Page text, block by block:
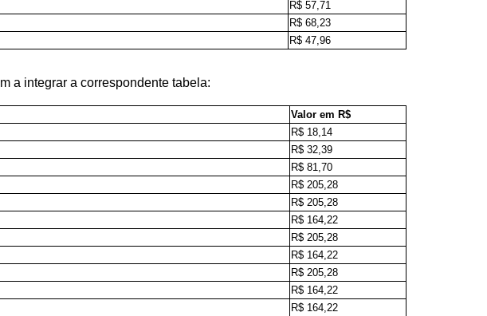
R$ 57,71
R$ 68,23
R$ 47,96
a integrar a correspondente tabela:
Valor em R$
R$ 18,14
R$ 32,39
R$ 81,70
R$ 205,28
R$ 205,28
R$ 164,22
R$ 205,28
R$ 164,22
R$ 205,28
R$ 164,22
R$ 164,22